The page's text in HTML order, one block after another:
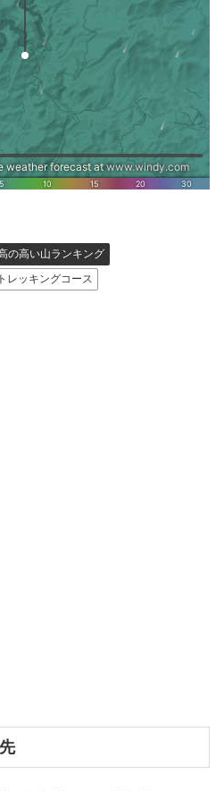
の高い山ランキング
レッキングコース